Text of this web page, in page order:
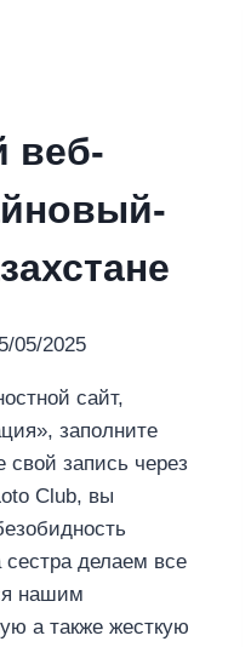
веб-
05/2025
сайт,
заполните
запись через
Club, вы
делаем все
нашим
а также жесткую